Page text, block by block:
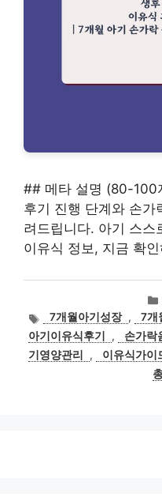
## 메타 설명 (80-100
후기 진행 단계와 손
려드립니다. 아기 스스
이유식 정보, 지금 확
태
그
7개월아기성장 , 7개
아기이유식후기
, 손가락
기영양관리
, 이유식가이